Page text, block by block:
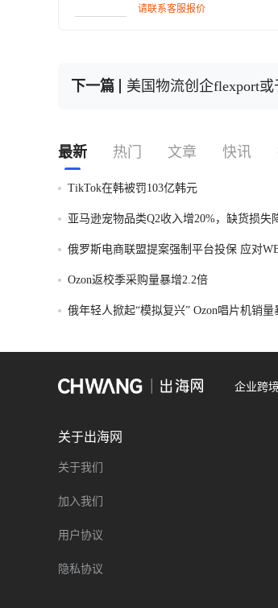
请联系客服报价
下一篇 美国物流创企flexport
最新 热门 文章 快讯
TikTok在韩被罚103亿韩元
亚马逊宠物品类Q2收入增20%，缺货损失
俄罗斯电商联盟提案强制平台投保 应对
Ozon返校季采购量暴增2.2倍
俄年轻人掀起“模拟复兴” Ozon唱片机销
企业跨
关于出海网
关于我们
加入我们
用户协议
隐私协议